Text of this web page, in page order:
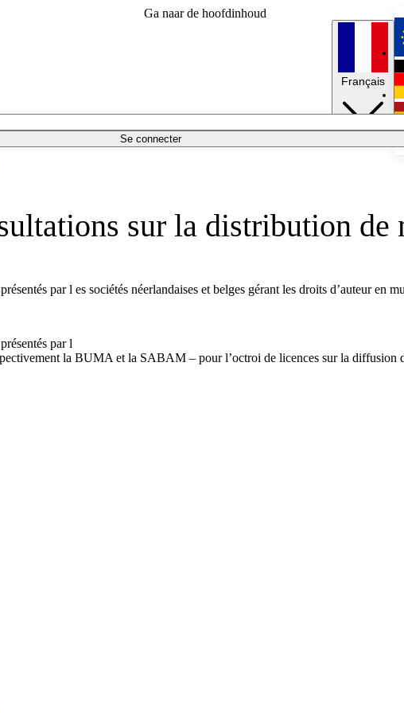
Ga naar de hoofdinhoud
Se connecter
Français
sur la distribution de
par l es sociétés néerlandaises et belges gérant les droits d’auteur
par l
la BUMA et la SABAM – pour l’octroi de licences sur la diffusion